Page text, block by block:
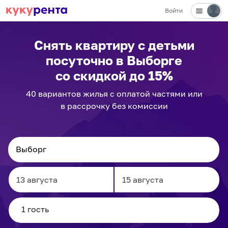
Войти
Снять квартиру с детьми
посуточно в Выборге
со скидкой до 15%
40 вариантовжилья с оплатой частями или
в рассрочку без комиссии
Navigate
forward
to
Navigate
to